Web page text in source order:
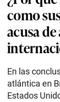
como
acusa
En las
atlántica en
Estados